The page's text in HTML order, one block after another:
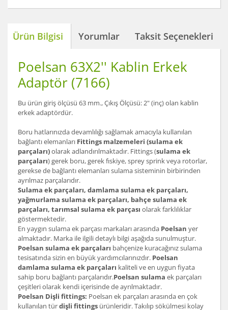
Ürün Bilgisi Yorumlar Taksit Seçenekleri
Poelsan 63X2'' Kablin Erkek
Adaptör (7166)
Bu ürün giriş ölçüsü 63 mm., Çıkış Ölçüsü: 2" (inç) olan kablin
erkek adaptördür.
Boru hatlarınızda devamlılığı sağlamak amacıyla kullanılan
bağlantı elemanları Fittings malzemeleri (sulama ek
parçaları)olarak adlandırılmaktadır. Fittings (sulama ek
parçaları) gerek boru, gerek fıskiye, sprey sprink veya rotorlar,
gerekse de bağlantı elemanları sulama sisteminin birbirinden
ayrılmaz parçalarıdır.
Sulama ek parçaları, damlama sulama ek parçaları,
yağmurlama sulama ek parçaları, bahçe sulama ek
parçaları, tarımsal sulama ek parçası olarak farklılıklar
göstermektedir.
En yaygın sulama ek parçası markaları arasında Poelsan yer
almaktadır. Marka ile ilgili detaylı bilgi aşağıda sunulmuştur.
Poelsan sulama ek parçaları bahçenize kuracağınız sulama
tesisatında sizin en büyük yardımcılarınızdır. Poelsan
damlama sulama ek parçaları kaliteli ve en uygun fiyata
sahip boru bağlantı parçalarıdır.Poelsan sulama ek parçaları
çeşitleri olarak kendi içerisinde de ayrılmaktadır.
Poelsan Dişli fittings: Poelsan ek parçaları arasında en çok
kullanılan türdişli fittings ürünleridir. Takılıp sökülmesi kolay